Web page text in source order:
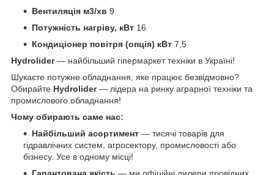
Вентиляція м3/хв 9
Потужність нагріву, кВт 16
Кондиціонер повітря (опція) кВт 7,5
Hydrolider— найбільший гіпермаркет техніки в Україні!
Шукаєте потужне обладнання, яке працює безвідмовно?
Обирайте Hydrolider— лідера на ринку аграрної техніки та
промислового обладнання!
Чому обирають саме нас:
Найбільший асортимент — тисячі товарів для
гідравлічних систем, агросектору, промисловості або
бізнесу. Усе в одному місці!
Гарантована якість — ми офіційні дилери провідних